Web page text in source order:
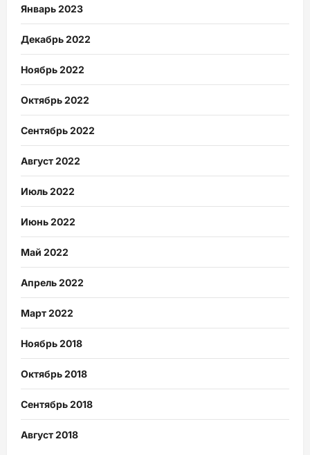
Январь 2023
Декабрь 2022
Ноябрь 2022
Октябрь 2022
Сентябрь 2022
Август 2022
Июль 2022
Июнь 2022
Май 2022
Апрель 2022
Март 2022
Ноябрь 2018
Октябрь 2018
Сентябрь 2018
Август 2018